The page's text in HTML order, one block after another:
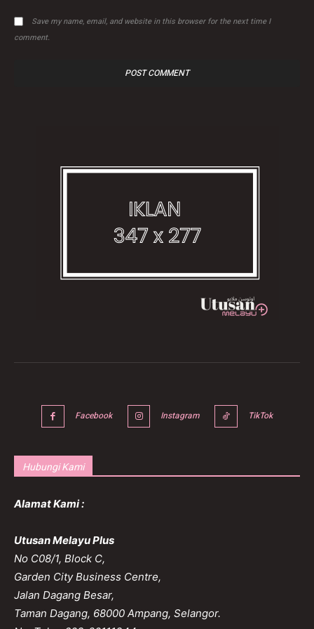
Save my name, email, and website in this browser for the next time I
comment.
Facebook Instagram TikTok
Hubungi Kami
Alamat Kami :
Utusan Melayu Plus
No C08/1, Block C,
Garden City Business Centre,
Jalan Dagang Besar,
Taman Dagang, 68000 Ampang, Selangor.